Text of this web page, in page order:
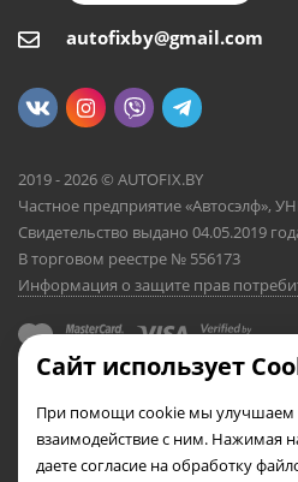
autofixby@gmail.com
2019 - 2026 © AUTOFIX.BY
Частное предприятие «Автосэлф»,
Свидетельство выдано 04.05.2019
В торговом реестре № 556173
Информация о защите прав
Сайт использует
При помощи cookie мы улучшаем
взаимодействие с ним. Нажимая
даете согласие на обработку